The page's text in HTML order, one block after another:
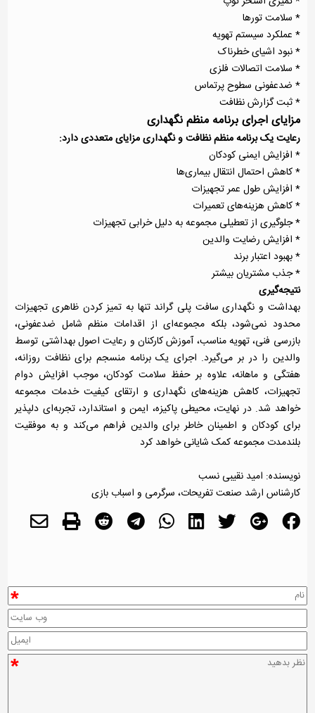
* سلامت تورها
* عملکرد سیستم تهویه
* نبود اشیای خطرناک
* سلامت اتصالات فلزی
* ضدعفونی سطوح پرتماس
* ثبت گزارش نظافت
مزایای اجرای برنامه منظم نگهداری
رعایت یک برنامه منظم نظافت و نگهداری مزایای متعددی دارد:
* افزایش ایمنی کودکان
* کاهش احتمال انتقال بیماری‌ها
* افزایش طول عمر تجهیزات
* کاهش هزینه‌های تعمیرات
* جلوگیری از تعطیلی مجموعه به دلیل خرابی تجهیزات
* افزایش رضایت والدین
* بهبود اعتبار برند
* جذب مشتریان بیشتر
نتیجه‌گیری
بهداشت و نگهداری سافت پلی گراند تنها به تمیز کردن ظاهری تجهیزات
محدود نمی‌شود، بلکه مجموعه‌ای از اقدامات منظم شامل ضدعفونی،
بازرسی فنی، تهویه مناسب، آموزش کارکنان و رعایت اصول بهداشتی توسط
والدین را در بر می‌گیرد. اجرای یک برنامه منسجم برای نظافت روزانه،
هفتگی و ماهانه، علاوه بر حفظ سلامت کودکان، موجب افزایش دوام
تجهیزات، کاهش هزینه‌های نگهداری و ارتقای کیفیت خدمات مجموعه
خواهد شد. در نهایت، محیطی پاکیزه، ایمن و استاندارد، تجربه‌ای دلپذیر
برای کودکان و اطمینان خاطر برای والدین فراهم می‌کند و به موفقیت
بلندمدت مجموعه کمک شایانی خواهد کرد
نویسنده: امید نقیبی نسب
کارشناس ارشد صنعت تفریحات، سرگرمی و اسباب بازی
*
*